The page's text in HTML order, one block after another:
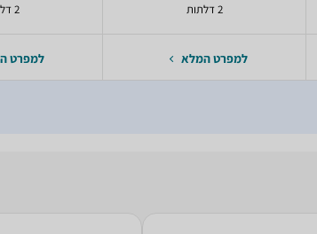
2 דלתות
למפרט המלא
2 דלתות
למפרט